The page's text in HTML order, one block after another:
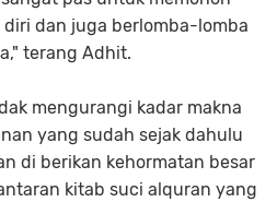
dan juga berlomba-lomba
terang Adhit.
mengurangi kadar makna
yang sudah sejak dahulu
di berikan kehormatan besar
kitab suci alquran yang